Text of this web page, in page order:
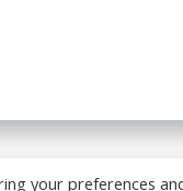
avec
your preferences